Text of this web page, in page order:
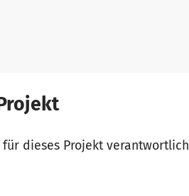
dieses Projekt verantwortlich